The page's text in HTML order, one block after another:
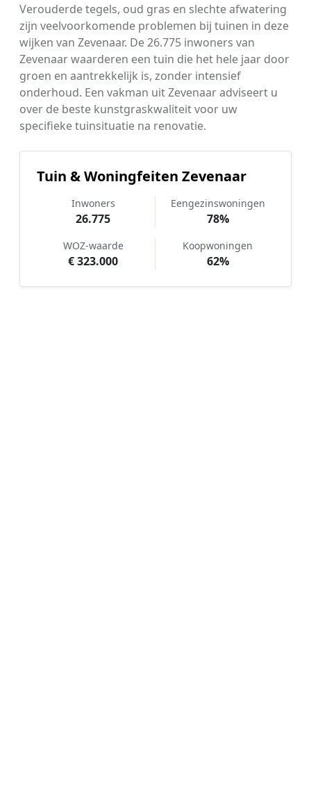
Verouderde tegels, oud gras en slechte afwatering
zijn veelvoorkomende problemen bij tuinen in deze
wijken van Zevenaar. De 26.775 inwoners van
Zevenaar waarderen een tuin die het hele jaar door
groen en aantrekkelijk is, zonder intensief
onderhoud. Een vakman uit Zevenaar adviseert u
over de beste kunstgraskwaliteit voor uw
specifieke tuinsituatie na renovatie.
Tuin & Woningfeiten Zevenaar
Inwoners
26.775
Eengezinswoningen
78%
WOZ-waarde
€ 323.000
Koopwoningen
62%